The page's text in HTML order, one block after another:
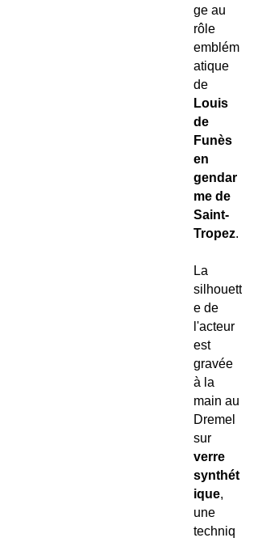
ge au
rôle
emblém
atique
de
Louis
de
Funès
en
gendar
me de
Saint-
Tropez.
La
silhouett
e de
l'acteur
est
gravée
à la
main au
Dremel
sur
verre
synthét
ique,
une
techniq